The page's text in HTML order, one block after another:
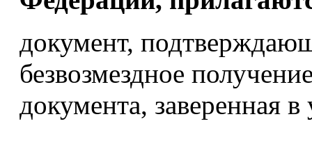
документ,
безвозмездное
документа, заверенная